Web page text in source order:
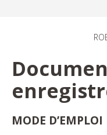
MODE D’EMPLOI